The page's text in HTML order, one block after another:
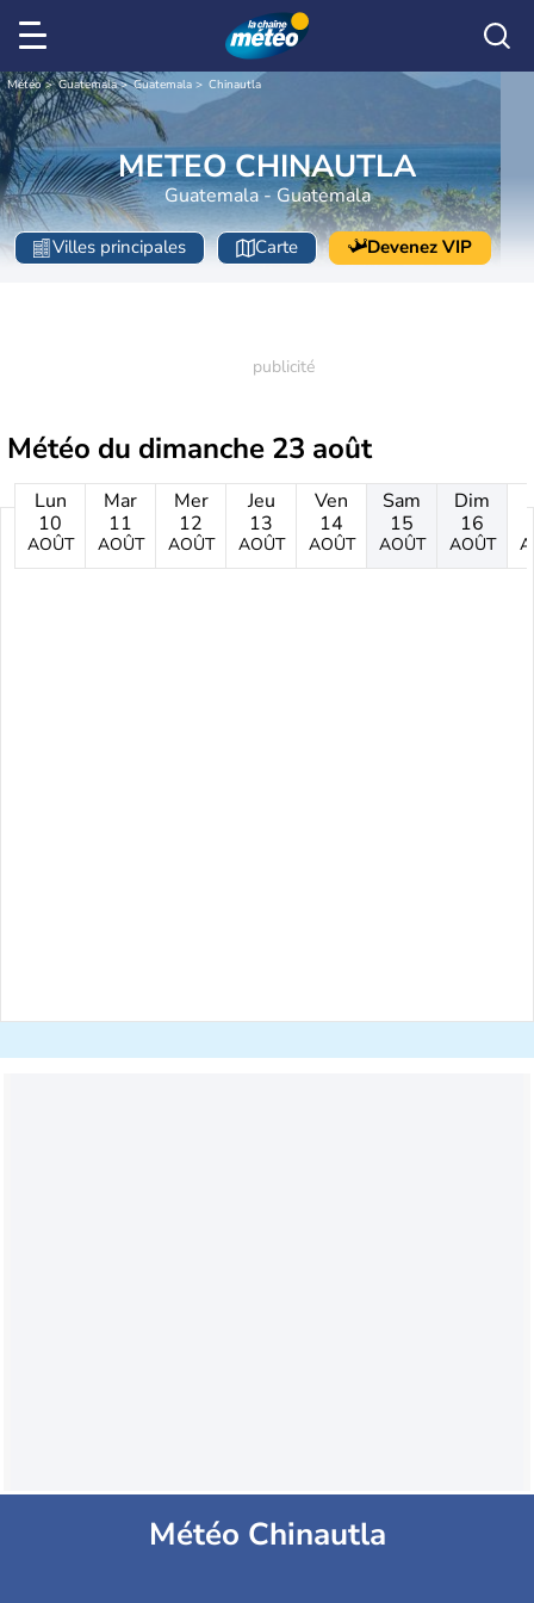
Météo Guatemala Guatemala Chinautla
METEO CHINAUTLA
Guatemala - Guatemala
Villes principales Carte Devenez VIP
Météo du dimanche 23 août
Lun
10
AOÛT
Mar
11
AOÛT
Mer
12
AOÛT
Jeu
13
AOÛT
Ven
14
AOÛT
Sam
15
AOÛT
Dim
16
AOÛT
Météo Chinautla